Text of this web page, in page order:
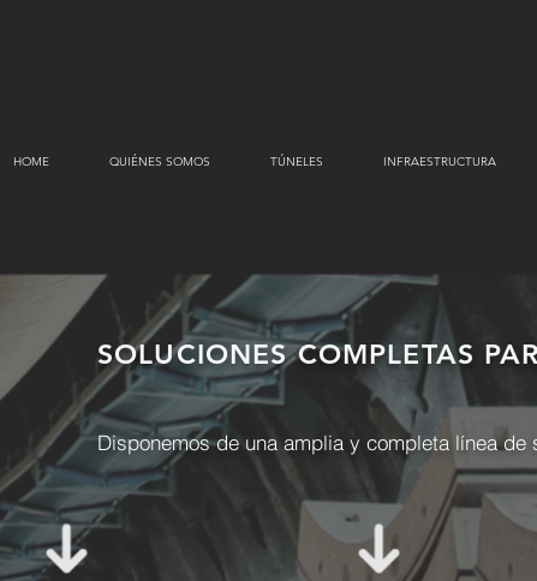
HOME QUIÉNES SOMOS TÚNELES INFRAESTRUCTURA
SOLUCIONES COMPLETAS
Disponemos de una amplia y completa línea